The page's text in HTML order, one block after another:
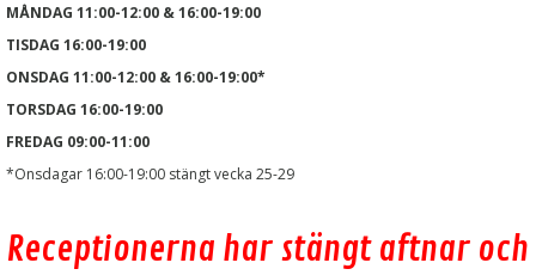
MÅNDAG 11:00-12:00 & 16:00-19:00
TISDAG 16:00-19:00
ONSDAG 11:00-12:00 & 16:00-19:00*
TORSDAG 16:00-19:00
FREDAG 09:00-11:00
*Onsdagar 16:00-19:00 stängt vecka 25-29
Receptionerna har stängt aftnar och